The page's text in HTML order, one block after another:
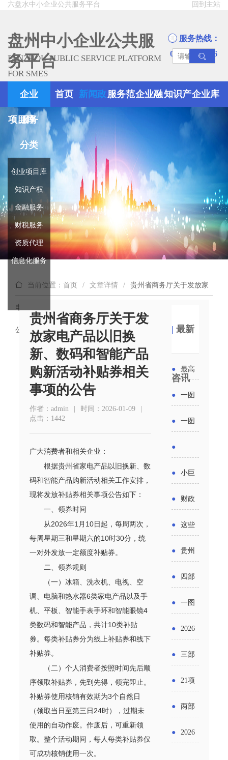
回到主站
六盘水中小企业公共服务平台
盘州中小企业公共服
务平台
PANZHOU PUBLIC SERVICE PLATFORM
FOR SMES
服务热线：
0858-8945666
企业
服务
分类
创业项目库
知识产权
金融服务
财税服务
资质代理
信息化服务
首页 新闻政
策
服务范企业融知识产企业库
项目库
当前位置：首页 / 文章详情 / 贵州省商务厅关于发放家
电产品以旧换新、数码和智能产品购新活动补贴券相关事项的
公告
贵州省商务厅关于发
放家电产品以旧换
新、数码和智能产品
购新活动补贴券相关
事项的公告
作者：admin | 时间：2026-01-09
|
点击：1442
广大消费者和相关企业：
根据贵州省家电产品以旧换新、数
码和智能产品购新活动相关工作安排，
现将发放补贴券相关事项公告如下：
一、领券时间
从2026年1月10日起，每周两次，
每周星期三和星期六的10时30分，统
一对外发放一定额度补贴券。
二、领券规则
（一）冰箱、洗衣机、电视、空
调、电脑和热水器6类家电产品以及手
机、平板、智能手表手环和智能眼镜4
类数码和智能产品，共计10类补贴
券。每类补贴券分为线上补贴券和线下
补贴券。
（二）个人消费者按照时间先后顺
序领取补贴券，先到先得，领完即止。
补贴券使用核销有效期为3个自然日
（领取当日至第三日24时），过期未
使用的自动作废。作废后，可重新领
取。整个活动期间，每人每类补贴券仅
可成功核销使用一次。
|最新
咨讯
● 最高
元！贵
州开展
2026年
轮汽车
销活动
● 一图
省科技
成果转
化中试
报工作
● 一图
出台酒
类新规
酒企出
点关注
●
小企业
发展环
境评估
发布
解）
● 小巨
了？工
信部准
备怎么
● 财政
继续实
施专精
特新中
财政奖
● 这些
贷款，
最高可
获1.5%
政贴息
● 贵州
举措激
发各类
经营主
● 四部
求做好
帮扶小
额信贷
● 一图
法及其
实施条
例新变
● 2026
金投向
领域及
申报要
● 三部
五”期间
支持科
● 21项
务培育
● 两部
● 2026